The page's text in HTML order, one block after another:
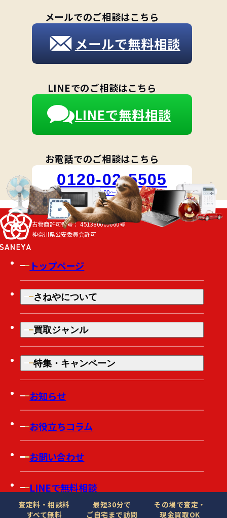
メールでのご相談はこちら
メールで無料相談
LINEでのご相談はこちら
LINEで無料相談
お電話でのご相談はこちら
0120-02-5505
受付時間 10:00～18:00 [月～土]
古物商許可番号：451380009660号
神奈川県公安委員会許可
トップページ
さねやについて
買取ジャンル
特集・キャンペーン
お知らせ
お役立ちコラム
お問い合わせ
LINEで無料相談
査定料・相談料
すべて無料
最短30分で
ご自宅まで訪問
その場で査定・
現金買取OK